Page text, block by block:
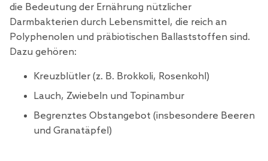
die Bedeutung der Ernährung nützlicher
Darmbakterien durch Lebensmittel, die reich an
Polyphenolen und präbiotischen Ballaststoffen sind.
Dazu gehören:
Kreuzblütler (z. B. Brokkoli, Rosenkohl)
Lauch, Zwiebeln und Topinambur
Begrenztes Obstangebot (insbesondere Beeren
und Granatäpfel)